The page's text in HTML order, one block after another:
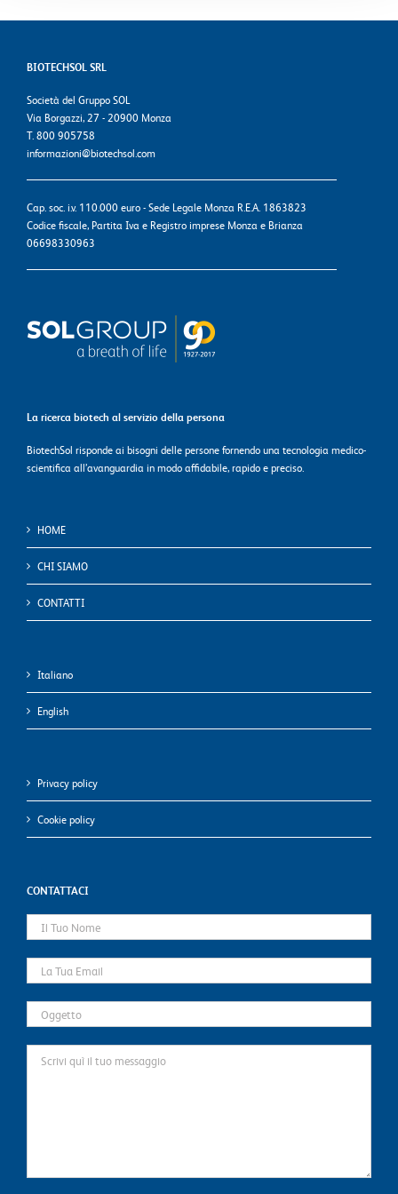
BIOTECHSOL SRL
Società del Gruppo SOL
Via Borgazzi, 27 - 20900 Monza
T. 800 905758
informazioni@biotechsol.com
Cap. soc. i.v. 110.000 euro - Sede Legale Monza R.E.A. 1863823
Codice fiscale, Partita Iva e Registro imprese Monza e Brianza
06698330963
La ricerca biotech al servizio della persona
BiotechSol risponde ai bisogni delle persone fornendo una tecnologia medico-
scientifica all’avanguardia in modo affidabile, rapido e preciso.
HOME
CHI SIAMO
CONTATTI
Italiano
English
Privacy policy
Cookie policy
CONTATTACI